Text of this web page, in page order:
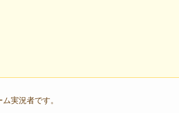
実況者です。